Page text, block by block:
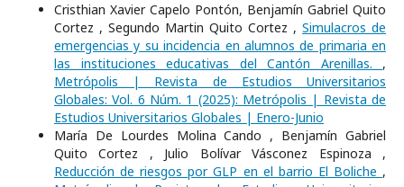
Cristhian Xavier Capelo Pontón, Benjamín Gabriel Quito
Cortez , Segundo Martin Quito Cortez , Simulacros de
emergencias y su incidencia en alumnos de primaria en
las instituciones educativas del Cantón Arenillas. ,
Metrópolis | Revista de Estudios Universitarios
Globales: Vol. 6 Núm. 1 (2025): Metrópolis | Revista de
Estudios Universitarios Globales | Enero-Junio
María De Lourdes Molina Cando , Benjamín Gabriel
Quito Cortez , Julio Bolívar Vásconez Espinoza ,
Reducción de riesgos por GLP en el barrio El Boliche ,